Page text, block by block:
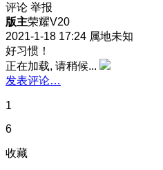
评论 举报
版主荣耀V20
2021-1-18 17:24 属地未知
好习惯！
正在加载, 请稍候...
发表评论…
1
6
收藏